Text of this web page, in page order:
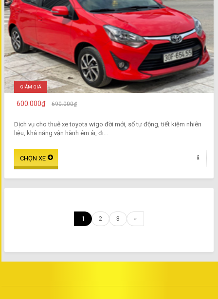
GIẢM GIÁ
600.000₫ 690.000₫
Dịch vụ cho thuê xe toyota wigo đời mới, số tự động, tiết kiệm nhiên
liệu, khả năng vận hành êm ái, đi...
1 2 3 »